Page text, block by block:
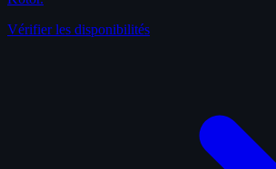
Vérifier les disponibilités